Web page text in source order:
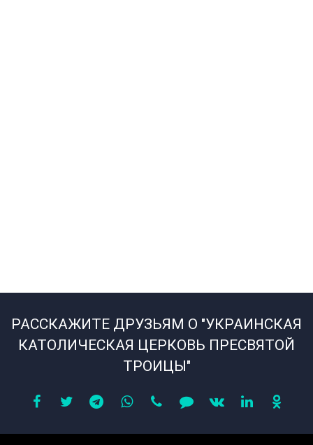
РАССКАЖИТЕ ДРУЗЬЯМ О "УКРАИНСКАЯ
КАТОЛИЧЕСКАЯ ЦЕРКОВЬ ПРЕСВЯТОЙ
ТРОИЦЫ"